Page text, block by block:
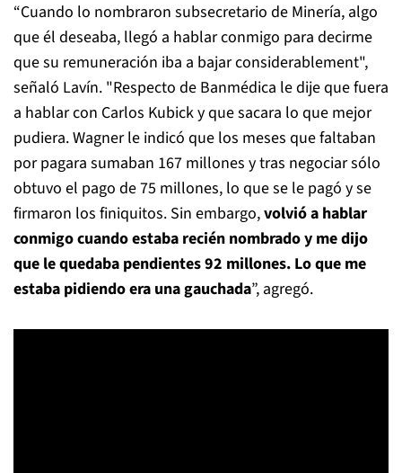
“Cuando lo nombraron subsecretario de Minería, algo
que él deseaba, llegó a hablar conmigo para decirme
que su remuneración iba a bajar considerablement",
señaló Lavín. "Respecto de Banmédica le dije que fuera
a hablar con Carlos Kubick y que sacara lo que mejor
pudiera. Wagner le indicó que los meses que faltaban
por pagara sumaban 167 millones y tras negociar sólo
obtuvo el pago de 75 millones, lo que se le pagó y se
firmaron los finiquitos. Sin embargo,volvió a hablar
conmigo cuando estaba recién nombrado y me dijo
que le quedaba pendientes 92 millones. Lo que me
estaba pidiendo era una gauchada”, agregó.